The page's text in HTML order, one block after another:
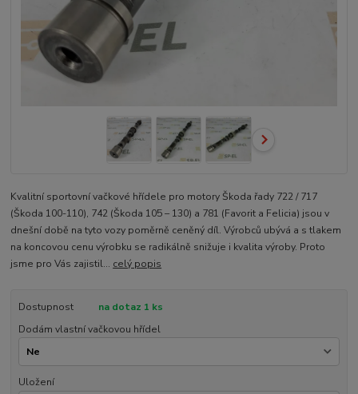
Kvalitní sportovní vačkové hřídele pro motory Škoda řady 722 / 717
(Škoda 100-110), 742 (Škoda 105 – 130) a 781 (Favorit a Felicia) jsou v
dnešní době na tyto vozy poměrně ceněný díl. Výrobců ubývá a s tlakem
na koncovou cenu výrobku se radikálně snižuje i kvalita výroby. Proto
jsme pro Vás zajistil... celý popis
Dostupnost
na dotaz 1 ks
Dodám vlastní vačkovou hřídel
Uložení